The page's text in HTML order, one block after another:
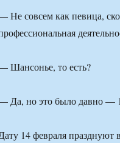
Не совсем как певица,
Шансонье, то есть?
Да, но это было давно —
14 февраля